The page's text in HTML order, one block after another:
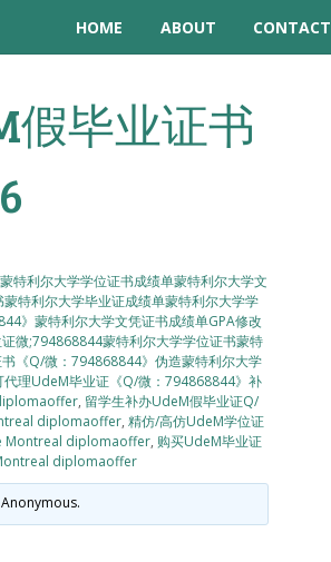
HOME ABOUT CONTACT
假毕业证书
特利尔大学学位证书成绩单蒙特利尔大学文
特利尔大学毕业证成绩单蒙特利尔大学学
》蒙特利尔大学文凭证书成绩单GPA修改
微;794868844蒙特利尔大学学位证书蒙特
《Q/微：794868844》伪造蒙特利尔大学
代理UdeM毕业证《Q/微：794868844》补
, 留学生补办UdeM假毕业证Q/
diplomaoffer,精仿/高仿UdeM学位证
Montreal diplomaoffer, 购买UdeM毕业证
diplomaoffer
Anonymous.